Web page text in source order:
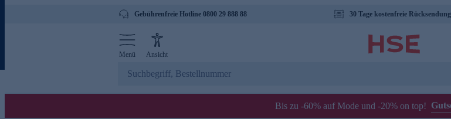
Gebührenfreie Hotline 0800 29 888 88 30 Tage kostenfreie Rücksendung
Menü Ansicht
Bis zu -60% auf Mode und -20% on top!